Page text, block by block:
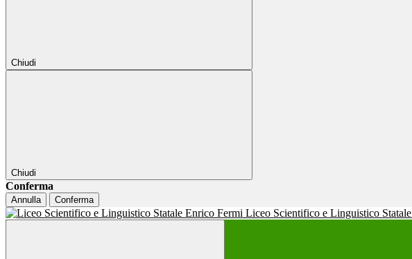
Chiudi
Chiudi
Conferma
Annulla Conferma
Liceo Scientifico e Linguistico Statale